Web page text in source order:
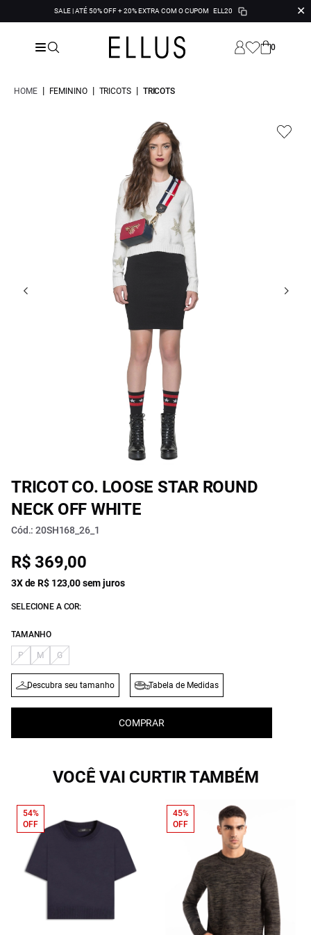
SALE | ATÉ 50% OFF + 20% EXTRA COM O CUPOM ELL20 ✕
0
HOME | FEMININO | TRICOTS | TRICOTS
TRICOT CO. LOOSE STAR ROUND
NECK OFF WHITE
Cód.: 20SH168_26_1
R$ 369,00
3X de R$ 123,00 sem juros
SELECIONE A COR:
TAMANHO
P M G
Descubra seu tamanho Tabela de Medidas
COMPRAR
VOCÊ VAI CURTIR TAMBÉM
54%
OFF
45%
OFF